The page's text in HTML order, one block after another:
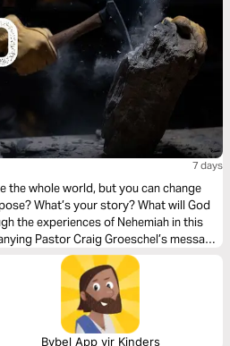
7 days
the whole world, but you can change
What’s your story? What will God
the experiences of Nehemiah in this
Pastor Craig Groeschel’s message
Bybel App vir Kinders